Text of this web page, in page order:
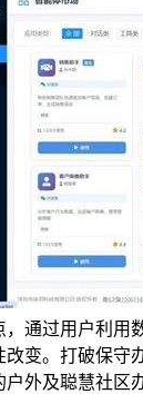
通过用户利
变。打破保
外及聪慧社